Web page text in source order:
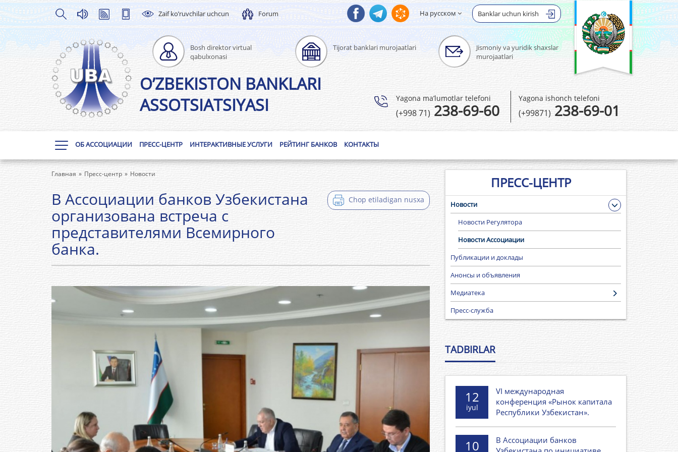
Zaif ko’ruvchilar uchcun Forum Banklar uchun kirish
На русском
Bosh direktor virtual
qabulxonasi
Tijorat banklari murojaatlari
Jismoniy va yuridik shaxslar
murojaatlari
O’ZBEKISTON BANKLARI
ASSOTSIATSIYASI
Yagona ma’lumotlar telefoni
(+998 71)238-69-60
Yagona ishonch telefoni
(+99871) 238-69-01
ОБ АССОЦИАЦИИ ПРЕСС-ЦЕНТР ИНТЕРАКТИВНЫЕ УСЛУГИ РЕЙТИНГ БАНКОВ КОНТАКТЫ
Главная Пресс-центр Новости
Chop etiladigan nusxa
В Ассоциации банков Узбекистана
организована встреча с
представителями Всемирного
банка.
ПРЕСС-ЦЕНТР
Новости
Новости Регулятора
Новости Ассоциации
Публикации и доклады
Анонсы и объявления
Медиатека
Пресс-служба
TADBIRLAR
12
iyul
VI международная
конференция «Рынок капитала
Республики Узбекистан».
10
В Ассоциации банков